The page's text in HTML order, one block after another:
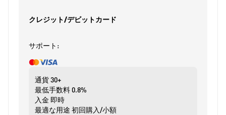
クレジット/デビットカード
サポート:
通貨30+
最低手数料0.8%
入金 即時
最適な用途 初回購入/小額